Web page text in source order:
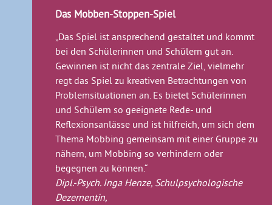
Das Mobben-Stoppen-Spiel
„Das Spiel ist ansprechend gestaltet und kommt
bei den Schülerinnen und Schülern gut an.
Gewinnen ist nicht das zentrale Ziel, vielmehr
regt das Spiel zu kreativen Betrachtungen von
Problemsituationen an. Es bietet Schülerinnen
und Schülern so geeignete Rede- und
Reflexionsanlässe und ist hilfreich, um sich dem
Thema Mobbing gemeinsam mit einer Gruppe zu
nähern, um Mobbing so verhindern oder
begegnen zu können.“
Dipl.-Psych. Inga Henze, Schulpsychologische
Dezernentin,